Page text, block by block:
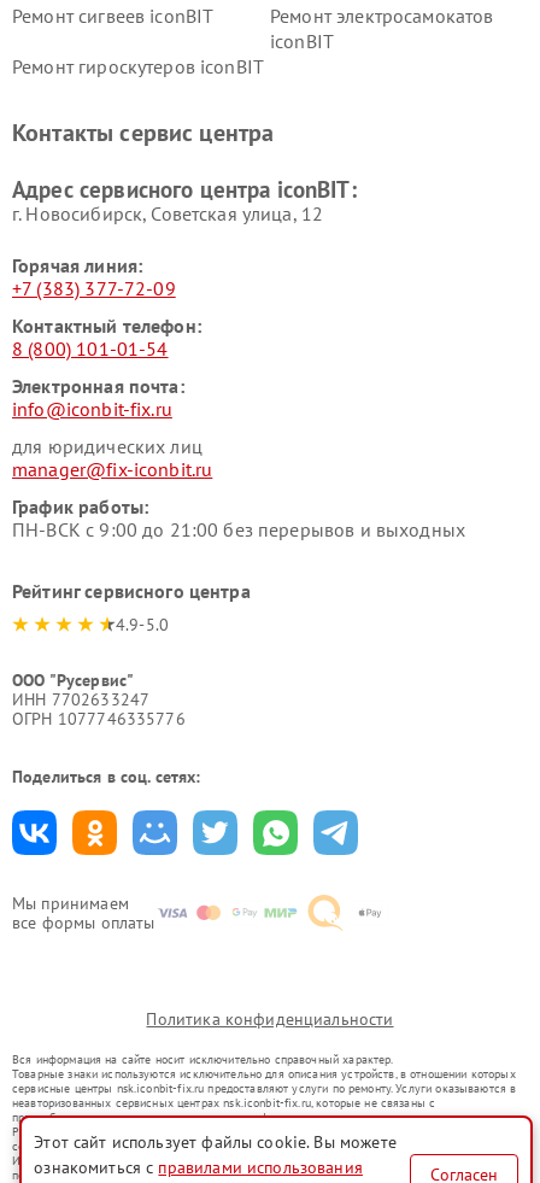
Мы принимаем
все формы оплаты
Ремонт сигвеев iconBIT
Ремонт электросамокатов
iconBIT
Ремонт гироскутеров iconBIT
Контакты сервис центра
Адрес сервисного центра iconBIT:
г. Новосибирск, Советская улица, 12
Горячая линия:
+7 (383) 377-72-09
Контактный телефон:
8 (800) 101-01-54
Электронная почта:
info@iconbit-fix.ru
для юридических лиц
manager@fix-iconbit.ru
График работы:
ПН-ВСК с 9:00 до 21:00 без перерывов и выходных
Рейтинг сервисного центра
4.9-5.0
ООО "Русервис"
ИНН 7702633247
ОГРН 1077746335776
Поделиться в соц. сетях:
Политика конфиденциальности
Вся информация на сайте носит исключительно справочный характер.
Товарные знаки используются исключительно для описания устройств, в отношении которых
сервисные центры nsk.iconbit-fix.ru предоставляют услуги по ремонту. Услуги оказываются в
неавторизованных сервисных центрах nsk.iconbit-fix.ru, которые не связаны с
правообладателями товарных знаков или их официальными представителями.
Ремонт осуществляется для устройств, уже введенных в гражданский оборот в соответствии
со статьей 1487 ГК РФ.
Использование товарных знаков не преследует цели индивидуализации услуг или введения
потребителей в заблуждение, а служит для информирования о предоставляемых услугах по
Этот сайт использует файлы cookie. Вы можете
ознакомиться с правилами использования
Согласен